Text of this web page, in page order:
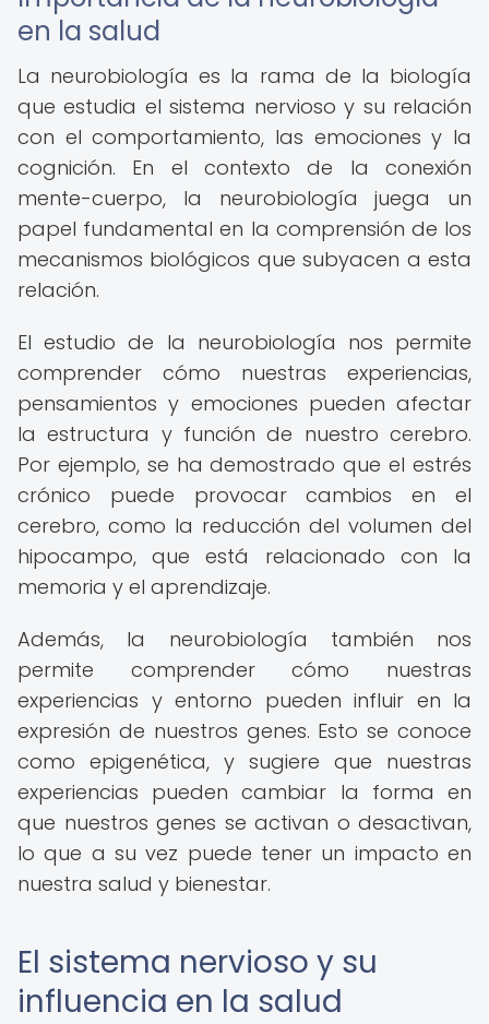
en la salud
La neurobiología es la rama de la biología
que estudia el sistema nervioso y su relación
con el comportamiento, las emociones y la
cognición. En el contexto de la conexión
mente-cuerpo, la neurobiología juega un
papel fundamental en la comprensión de los
mecanismos biológicos que subyacen a esta
relación.
El estudio de la neurobiología nos permite
comprender cómo nuestras experiencias,
pensamientos y emociones pueden afectar
la estructura y función de nuestro cerebro.
Por ejemplo, se ha demostrado que el estrés
crónico puede provocar cambios en el
cerebro, como la reducción del volumen del
hipocampo, que está relacionado con la
memoria y el aprendizaje.
Además, la neurobiología también nos
permite comprender cómo nuestras
experiencias y entorno pueden influir en la
expresión de nuestros genes. Esto se conoce
como epigenética, y sugiere que nuestras
experiencias pueden cambiar la forma en
que nuestros genes se activan o desactivan,
lo que a su vez puede tener un impacto en
nuestra salud y bienestar.
El sistema nervioso y su
influencia en la salud